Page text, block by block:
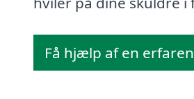
Få hjælp af en